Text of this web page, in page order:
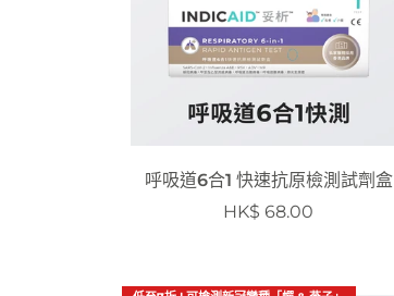
呼吸道6合1 快速抗原檢測試劑盒
HK$ 68.00